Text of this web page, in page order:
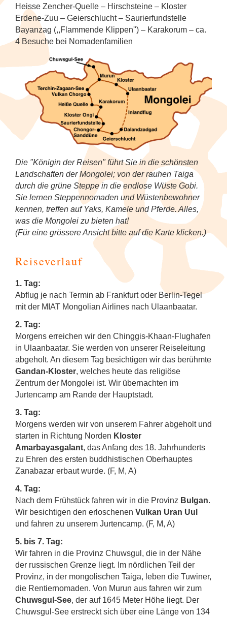
Heisse Zencher-Quelle – Hirschsteine – Kloster
Erdene-Zuu – Geierschlucht – Saurierfundstelle
Bayanzag (,,Flammende Klippen'') – Karakorum – ca.
4 Besuche bei Nomadenfamilien
Die "Königin der Reisen" führt Sie in die schönsten
Landschaften der Mongolei; von der rauhen Taiga
durch die grüne Steppe in die endlose Wüste Gobi.
Sie lernen Steppennomaden und Wüstenbewohner
kennen, treffen auf Yaks, Kamele und Pferde. Alles,
was die Mongolei zu bieten hat!
(Für eine grössere Ansicht bitte auf die Karte klicken.)
Reiseverlauf
1. Tag:
Abflug je nach Termin ab Frankfurt oder Berlin-Tegel
mit der MIAT Mongolian Airlines nach Ulaanbaatar.
2. Tag:
Morgens erreichen wir den Chinggis-Khaan-Flughafen
in Ulaanbaatar. Sie werden von unserer Reiseleitung
abgeholt. An diesem Tag besichtigen wir das berühmte
Gandan-Kloster, welches heute das religiöse
Zentrum der Mongolei ist. Wir übernachten im
Jurtencamp am Rande der Hauptstadt.
3. Tag:
Morgens werden wir von unserem Fahrer abgeholt und
starten in Richtung Norden Kloster
Amarbayasgalant, das Anfang des 18. Jahrhunderts
zu Ehren des ersten buddhistischen Oberhauptes
Zanabazar erbaut wurde. (F, M, A)
4. Tag:
Nach dem Frühstück fahren wir in die Provinz Bulgan.
Wir besichtigen den erloschenen Vulkan Uran Uul
und fahren zu unserem Jurtencamp. (F, M, A)
5. bis 7. Tag:
Wir fahren in die Provinz Chuwsgul, die in der Nähe
der russischen Grenze liegt. Im nördlichen Teil der
Provinz, in der mongolischen Taiga, leben die Tuwiner,
die Rentiernomaden. Von Murun aus fahren wir zum
Chuwsgul-See, der auf 1645 Meter Höhe liegt. Der
Chuwsgul-See erstreckt sich über eine Länge von 134
Diverses
Kambodscha 5
Laos 5
Myanmar (Burma)
Nepal 5
Sri Lanka 4
Südkorea 4
Vietnam 5
Sehenswertes
Kunst & Handwerk 1
Luxusreisen
Schiffsreisen und Fluss-
Kreuzfahrten
Spirituelle Reisen 4
Tee & Gewürze 4
Wellness & Entspannung auf Sri Lanka
Familienreise Sri Lanka
Familienreise Thailand
Kandy Esala Perahera Sri Lanka
NEU: Schlemmerreise Thailand
Thailand: Streetfood, Rooftops und Flip-
Vietnam für Geniesser
NEU: Traumhaftes Thailand
durchs Mekong-Delta
NEU: Flusskreuzfahrt mit der RV River
Hausboot-Kreuzfahrt auf den
Backwaters
Flusskreuzfahrt auf dem Brahmaputra
NEU: Indonesien
Japan
Korea (Südkorea)
Mongolei
Myanmar (Burma)
Spirituelle Reisen
Sri Lanka
Thailand